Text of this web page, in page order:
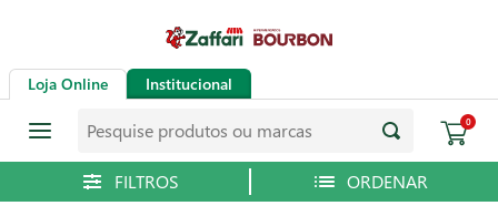
Loja Online Institucional
0